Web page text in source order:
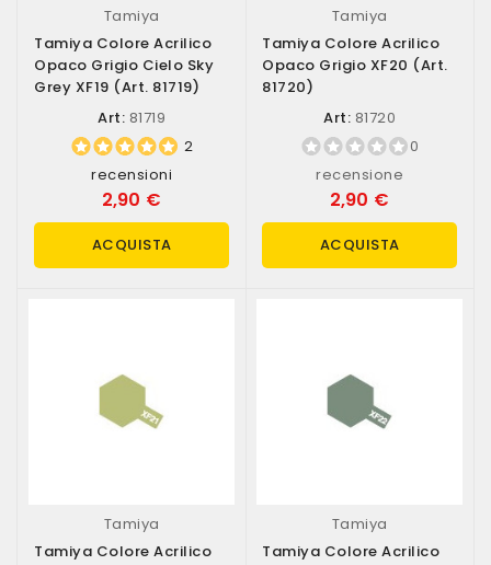
Tamiya
Tamiya Colore Acrilico
Opaco Grigio Cielo Sky
Grey XF19 (art. 81719)
Art: 81719
2
recensioni
2,90 €
ACQUISTA
Tamiya
Tamiya Colore Acrilico
Opaco Grigio XF20 (art.
81720)
Art: 81720
0
recensione
2,90 €
ACQUISTA
Tamiya
Tamiya Colore Acrilico
Tamiya
Tamiya Colore Acrilico